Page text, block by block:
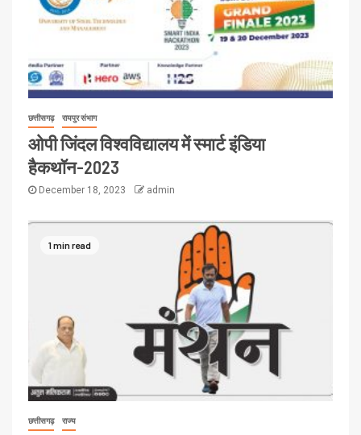
छत्तीसगढ़ रायपुर संभाग
ओपी जिंदल विश्वविद्यालय में स्मार्ट इंडिया
हैकथॉन-2023
December 18, 2023 admin
1 min read
छत्तीसगढ़ राज्य